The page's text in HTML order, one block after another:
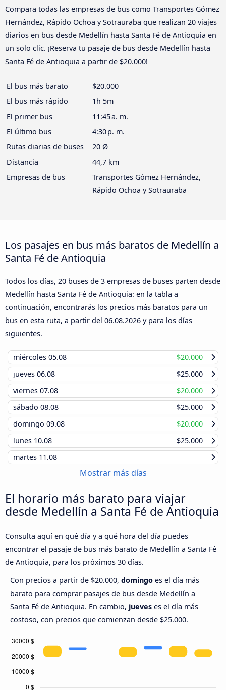
Compara todas las empresas de bus como Transportes Gómez
Hernández, Rápido Ochoa y Sotrauraba que realizan 20 viajes
diarios en bus desde Medellín hasta Santa Fé de Antioquia en
un solo clic. ¡Reserva tu pasaje de bus desde Medellín hasta
Santa Fé de Antioquia a partir de $20.000!
El bus más barato
$20.000
El bus más rápido
1h 5m
El primer bus
11:45 a. m.
El último bus
4:30 p. m.
Rutas diarias de buses
20 Ø
Distancia
44,7 km
Empresas de bus
Transportes Gómez Hernández,
Rápido Ochoa y Sotrauraba
Los pasajes en bus más baratos de Medellín a
Santa Fé de Antioquia
Todos los días, 20 buses de 3 empresas de buses parten desde
Medellín hasta Santa Fé de Antioquia: en la tabla a
continuación, encontrarás los precios más baratos para un
bus en esta ruta, a partir del 06.08.2026 y para los días
siguientes.
miércoles 05.08
$20.000
jueves 06.08
$25.000
viernes 07.08
$20.000
sábado 08.08
$25.000
domingo 09.08
$20.000
lunes 10.08
$25.000
martes 11.08
Mostrar más días
El horario más barato para viajar
desde Medellín a Santa Fé de Antioquia
Consulta aquí en qué día y a qué hora del día puedes
encontrar el pasaje de bus más barato de Medellín a Santa Fé
de Antioquia, para los próximos 30 días.
Con precios a partir de $20.000, domingo es el día más
barato para comprar pasajes de bus desde Medellín a
Santa Fé de Antioquia. En cambio, jueves es el día más
costoso, con precios que comienzan desde $25.000.